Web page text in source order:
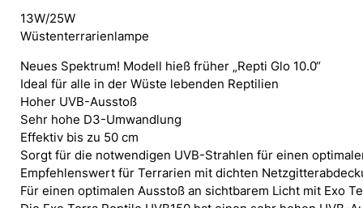
13W/25W
Wüstenterrarienlampe
Neues Spektrum! Modell hieß früher „Repti Glo 10.0“
Ideal für alle in der Wüste lebenden Reptilien
Hoher UVB-Ausstoß
Sehr hohe D3-Umwandlung
Effektiv bis zu 50 cm
Sorgt für die notwendigen UVB-Strahlen für einen
Empfehlenswert für Terrarien mit dichten
Für einen optimalen Ausstoß an sichtbarem Licht mit Exo